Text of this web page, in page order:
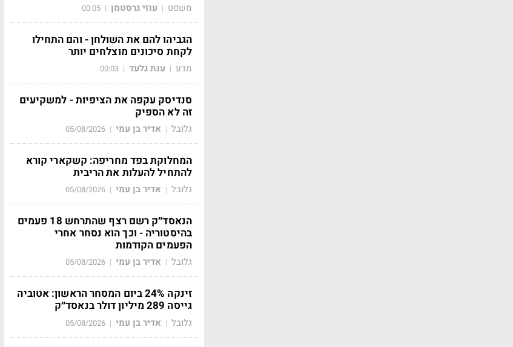
משפט | עוזי גרסטמן |
00:05
הגביהו להם את השולחן - והם התחילו
לקחת סיכונים מוצלחים יותר
מדע | ענת גלעד |
00:03
סנדיסק עקפה את הציפיות - למשקיעים
זה לא הספיק
גלובל | אדיר בן עמי |
05/08/2026
המחלוקת בפד מחריפה: קשקארי קורא
להתחיל להעלות את הריבית
גלובל | אדיר בן עמי |
05/08/2026
הנאסד״ק רשם רצף שהתרחש 18 פעמים
בהיסטוריה - וכך הוא נסחר אחרי
הפעמים הקודמות
גלובל | אדיר בן עמי |
05/08/2026
זינקה 24% ביום המסחר הראשון: אטוביה
גייסה 289 מיליון דולר בנאסד״ק
גלובל | אדיר בן עמי |
05/08/2026